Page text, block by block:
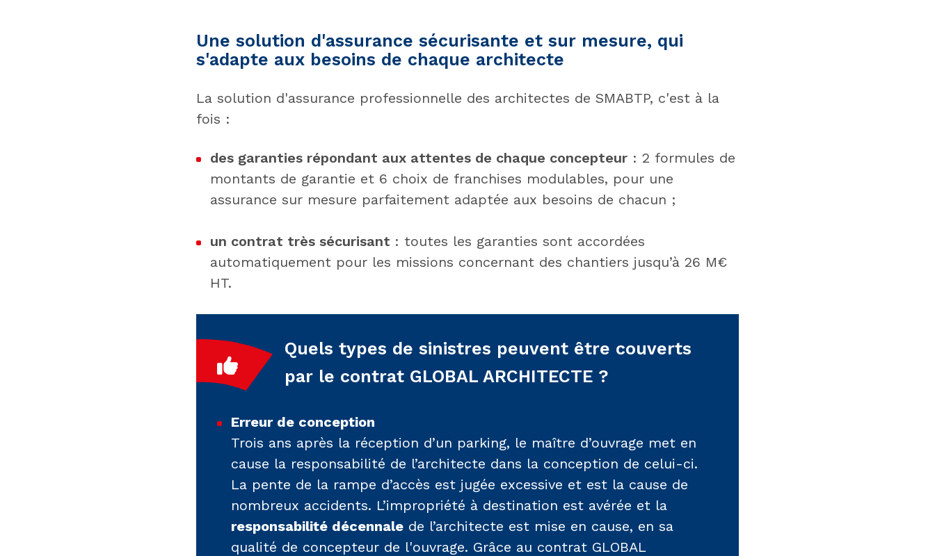
Une solution d'assurance sécurisante et sur mesure, qui
s'adapte aux besoins de chaque architecte
La solution d'assurance professionnelle des architectes de SMABTP, c'est à la
fois :
des garanties répondant aux attentes de chaque concepteur : 2 formules de
montants de garantie et 6 choix de franchises modulables, pour une
assurance sur mesure parfaitement adaptée aux besoins de chacun ;
un contrat très sécurisant : toutes les garanties sont accordées
automatiquement pour les missions concernant des chantiers jusqu’à 26 M€
HT.
Quels types de sinistres peuvent être couverts
par le contrat GLOBAL ARCHITECTE ?
Erreur de conception
Trois ans après la réception d’un parking, le maître d’ouvrage met en
cause la responsabilité de l’architecte dans la conception de celui-ci.
La pente de la rampe d’accès est jugée excessive et est la cause de
nombreux accidents. L’impropriété à destination est avérée et la
responsabilité décennale de l’architecte est mise en cause, en sa
qualité de concepteur de l'ouvrage. Grâce au contrat GLOBAL